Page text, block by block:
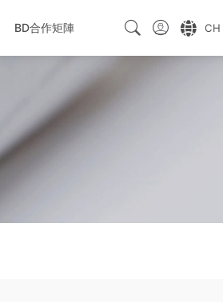
BD合作矩陣    CH